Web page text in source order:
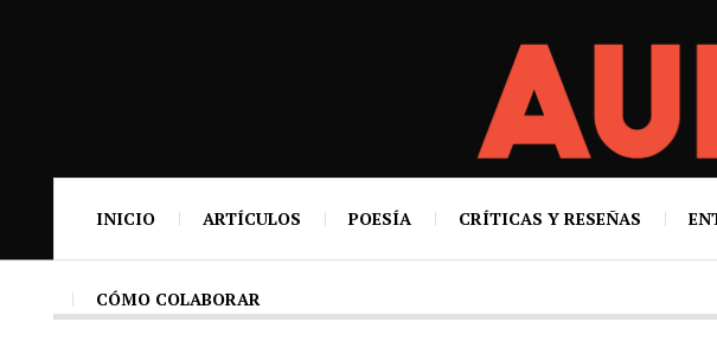
INICIO ARTÍCULOS POESÍA CRÍTICAS Y RESEÑAS
CÓMO COLABORAR